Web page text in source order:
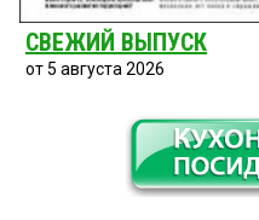
СВЕЖИЙ ВЫПУСК
от 5 августа 2026